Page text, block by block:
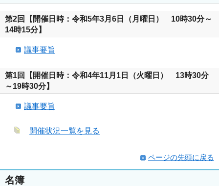
第2回【開催日時：令和5年3月6日（月曜日） 10時30分～
14時15分】
議事要旨
第1回【開催日時：令和4年11月1日（火曜日） 13時30分
～19時30分】
議事要旨
開催状況一覧を見る
ページの先頭に戻る
名簿